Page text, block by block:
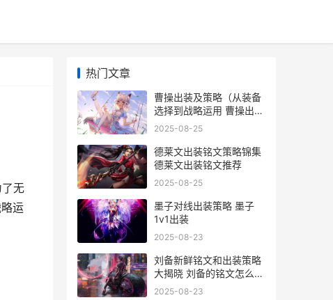
无
运
热门文章
曹操出装及策略（从装备
选择到战略运用 曹操出装
最强出装
2025-08-25
德莱文出装铭文策略锦集
德莱文出装铭文推荐
2025-08-25
墨子对线出装策略 墨子
1v1出装
2025-08-23
刘备新鲜铭文和出装策略
大揭晓 刘备的铭文怎么搭
配能打出高伤害
2025-08-23